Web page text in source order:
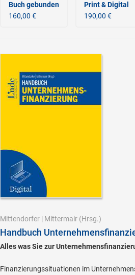
Buch gebunden
160,00 €
Print & Digital
190,00 €
Mittendorfer | Mittermair (Hrsg.)
Handbuch
Alles was Sie zur
Finanzierungssituationen im